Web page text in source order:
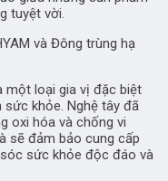
tuyệt vời.
một loại gia vị đặc biệt
khỏe. Nghệ tây đã
oxi hóa và chống vi
sẽ đảm bảo cung cấp
sức khỏe độc đáo và